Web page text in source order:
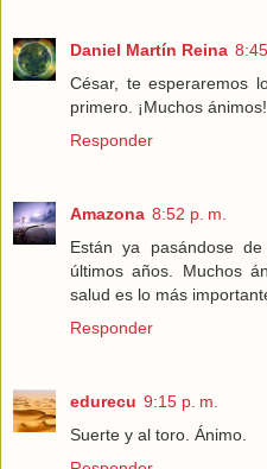
Daniel Martín Reina
César, te esperaremos
primero. ¡Muchos ánimos!
Responder
Amazona 8:52 p. m.
Están ya pasándose
últimos años. Muchos
salud es lo más
Responder
edurecu 9:15 p. m.
Suerte y al toro. Ánimo.